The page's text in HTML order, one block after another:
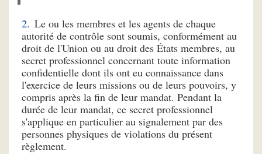
Le ou les membres et les agents de chaque
autorité de contrôle sont soumis, conformément au
droit de l'Union ou au droit des États membres, au
secret professionnel concernant toute information
confidentielle dont ils ont eu connaissance dans
l'exercice de leurs missions ou de leurs pouvoirs, y
compris après la fin de leur mandat. Pendant la
durée de leur mandat, ce secret professionnel
s'applique en particulier au signalement par des
personnes physiques de violations du présent
règlement.